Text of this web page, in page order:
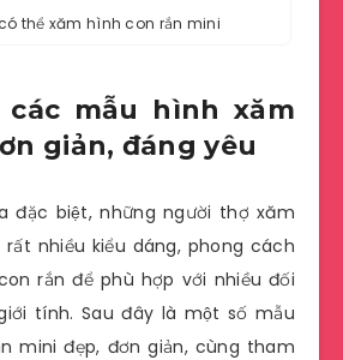
thể xăm hình con rắn mini
các mẫu hình xăm
giản, đáng yêu
đặc biệt, những người thợ xăm
nhiều kiểu dáng, phong cách
rắn để phù hợp với nhiều đối
tính. Sau đây là một số mẫu
mini đẹp, đơn giản, cùng tham